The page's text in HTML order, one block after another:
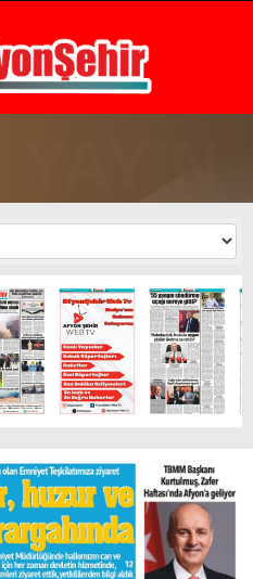
WhatsApp İhbar Hattı
31.6 °
AFYON